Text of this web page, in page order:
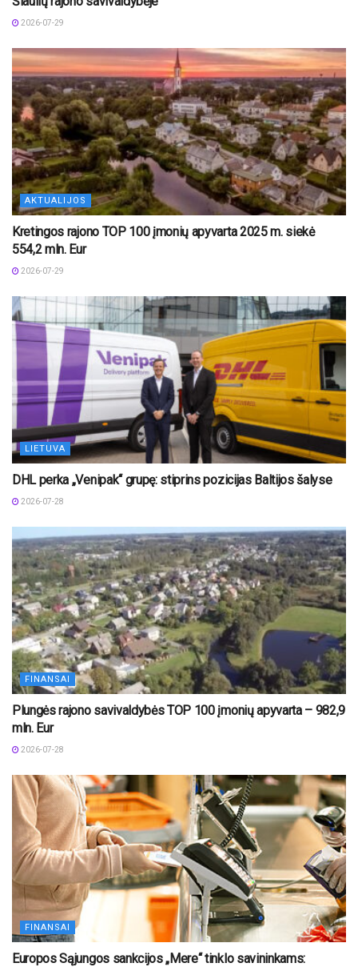
2026-07-29
AKTUALIJOS
Kretingos rajono TOP 100 įmonių apyvarta 2025 m. siekė
554,2 mln. Eur
2026-07-29
LIETUVA
DHL perka „Venipak“ grupę: stiprins pozicijas Baltijos šalyse
2026-07-28
FINANSAI
Plungės rajono savivaldybės TOP 100 įmonių apyvarta – 982,9
mln. Eur
2026-07-28
FINANSAI
Europos Sąjungos sankcijos „Mere“ tinklo savininkams: